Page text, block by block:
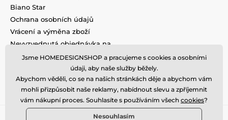
Biano Star
Ochrana osobních údajů
Vrácení a výměna zboží
Nevyzvednutá objednávka na
Podmínky akce a slevové
kódy
Reklamace
Jsme HOMEDESIGNSHOP a pracujeme s cookies a osobními
údaji, aby naše služby běžely.
Abychom věděli, co se na našich stránkách děje a abychom vám
mohli přizpůsobit naše reklamy, nabídnout slevu a zpříjemnit
vám nákupní proces. Souhlasíte s používáním všech cookies?
Nesouhlasím